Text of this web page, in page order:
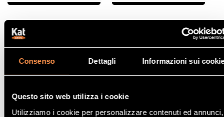
Consenso Dettagli Informazioni sui
Questo sito web utilizza i cookie
Utilizziamo i cookie per personalizzare contenuti ed annunci,
Acquisto di un convertitore
catalitico omologato per Mercedes
Benz
Un convertitore catalitico omologato per Mercedes è un
veicolo ed è responsabile del controllo delle emissioni inquinanti
per aiutare l'ambiente.L'uso di un convertitore catalitico nei